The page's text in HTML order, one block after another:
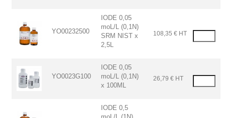
YO00232500
IODE 0,05
moL/L (0,1N)
SRM NIST x
2,5L
108,35 € HT
YO0023G100
IODE 0,05
moL/L (0,1N)
x 100ML
26,79 € HT
IODE 0,5